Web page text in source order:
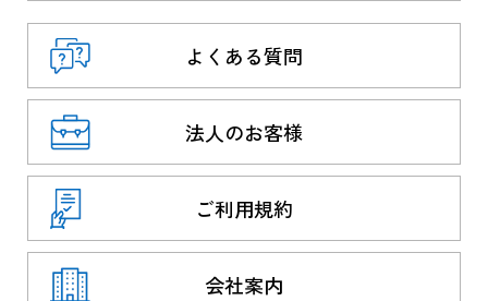
よくある質問
法人のお客様
ご利用規約
会社案内